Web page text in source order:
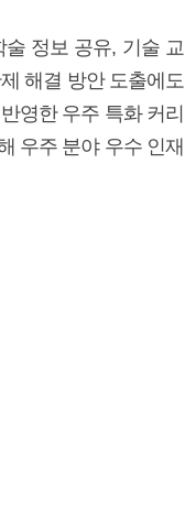
정보 공유, 기술 교
해결 방안 도출에도
영한 우주 특화 커리
우주 분야 우수 인재